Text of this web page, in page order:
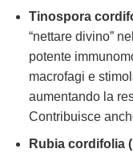
Tinospora
“nettare divino”
potente
macrofagi e
aumentando la
Contribuisce
Rubia cordifolia